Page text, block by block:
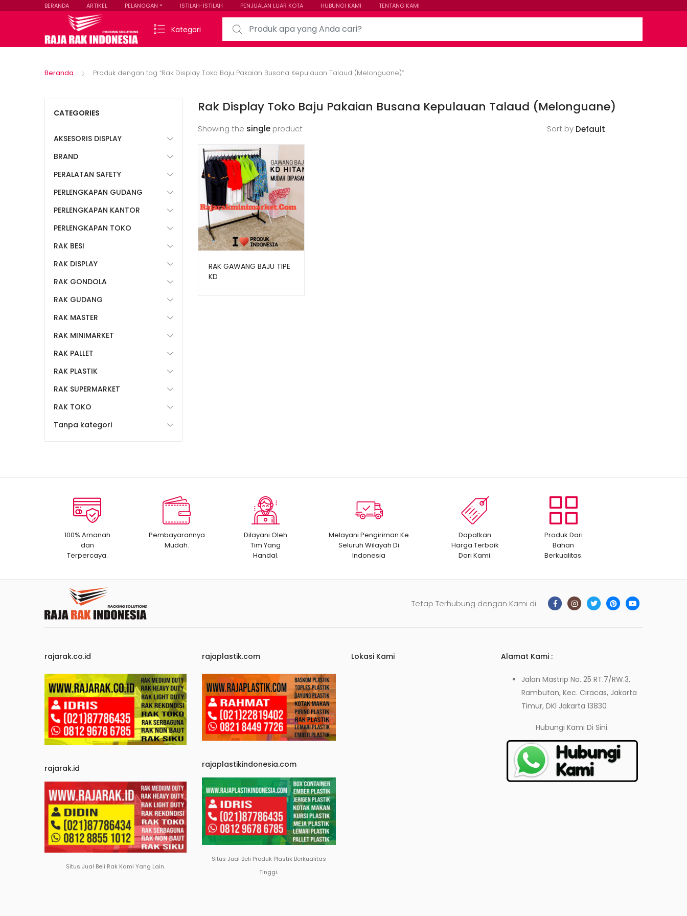
BERANDA ARTIKEL PELANGGAN ISTILAH-ISTILAH PENJUALAN LUAR KOTA HUBUNGI KAMI TENTANG KAMI
Kategori
Search for:
Beranda Produk dengan tag “Rak Display Toko Baju Pakaian Busana Kepulauan Talaud (Melonguane)”
Rak Display Toko Baju Pakaian Busana Kepulauan Talaud (Melonguane)
Showing the single product Sort by
RAK GAWANG BAJU TIPE
KD
CATEGORIES
AKSESORIS DISPLAY
BRAND
PERALATAN SAFETY
PERLENGKAPAN GUDANG
PERLENGKAPAN KANTOR
PERLENGKAPAN TOKO
RAK BESI
RAK DISPLAY
RAK GONDOLA
RAK GUDANG
RAK MASTER
RAK MINIMARKET
RAK PALLET
RAK PLASTIK
RAK SUPERMARKET
RAK TOKO
Tanpa kategori
100% Amanah
dan
Terpercaya.
Pembayarannya
Mudah.
Dilayani Oleh
Tim Yang
Handal.
Melayani Pengiriman Ke
Seluruh Wilayah Di
Indonesia
Dapatkan
Harga Terbaik
Dari Kami.
Produk Dari
Bahan
Berkualitas.
Tetap Terhubung dengan Kami di
rajarak.co.id
rajarak.id
Situs Jual Beli Rak Kami Yang Lain.
rajaplastik.com
rajaplastikindonesia.com
Situs Jual Beli Produk Plastik Berkualitas
Tinggi.
Lokasi Kami Alamat Kami :
Jalan Mastrip No. 25 RT.7/RW.3,
Rambutan, Kec. Ciracas, Jakarta
Timur, DKI Jakarta 13830
Hubungi KamiDi Sini